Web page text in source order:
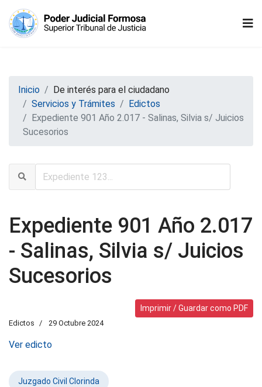
Inicio
De interés para el ciudadano
Servicios y Trámites
Edictos
Expediente 901 Año 2.017 - Salinas, Silvia s/ Juicios
Sucesorios
Expediente 901 Año 2.017
- Salinas, Silvia s/ Juicios
Sucesorios
Imprimir / Guardar como PDF
Edictos 29 Octubre 2024
Ver edicto
Juzgado Civil Clorinda